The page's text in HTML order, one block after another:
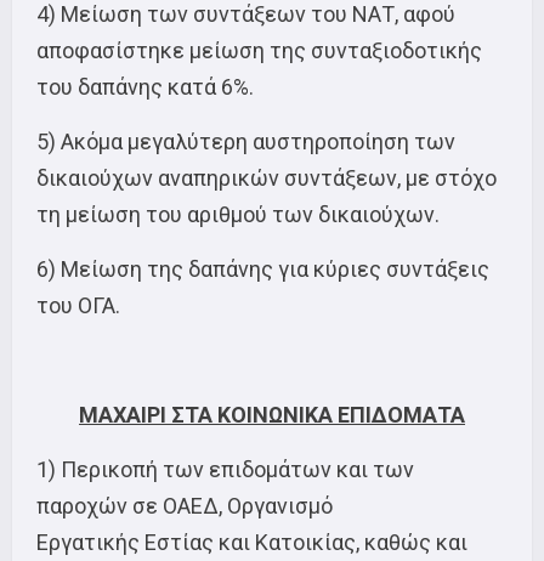
4) Μείωση των συντάξεων του ΝΑΤ, αφού
αποφασίστηκε μείωση της συνταξιοδοτικής
του δαπάνης κατά 6%.
5) Ακόμα μεγαλύτερη αυστηροποίηση των
δικαιούχων αναπηρικών συντάξεων, με στόχο
τη μείωση του αριθμού των δικαιούχων.
6) Μείωση της δαπάνης για κύριες συντάξεις
του ΟΓΑ.
ΜΑΧΑΙΡΙ ΣΤΑ ΚΟΙΝΩΝΙΚΑ ΕΠΙΔΟΜΑΤΑ
1) Περικοπή των επιδομάτων και των
παροχών σε ΟΑΕΔ, Οργανισμό
Εργατικής Εστίας και Κατοικίας, καθώς και